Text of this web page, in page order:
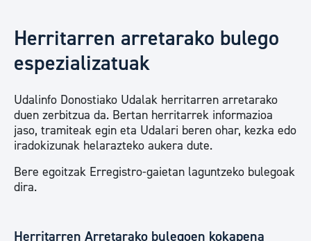
Herritarren arretarako bulego
espezializatuak
Udalinfo Donostiako Udalak herritarren arretarako
duen zerbitzua da. Bertan herritarrek informazioa
jaso, tramiteak egin eta Udalari beren ohar, kezka edo
iradokizunak helarazteko aukera dute.
Bere egoitzak Erregistro-gaietan laguntzeko bulegoak
dira.
Herritarren Arretarako bulegoen kokapena